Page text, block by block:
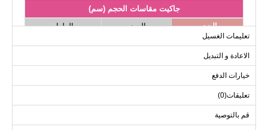
جاكيت مقاسات الحجم (سم)
الحجم
الصدر
الطول
38
40
44
108
54
46
112
54
تعليمات الغسيل
الاعادة و التبديل
خيارات الدفع
تعليقات(0)
قم بالتوصية